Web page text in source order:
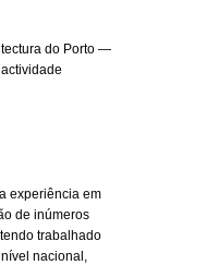
do Porto —
experiência em
de inúmeros
trabalhado
nacional,